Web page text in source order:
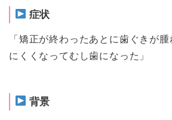
症状
「矯正が終わったあとに歯ぐきが
にくくなってむし歯になった」
背景